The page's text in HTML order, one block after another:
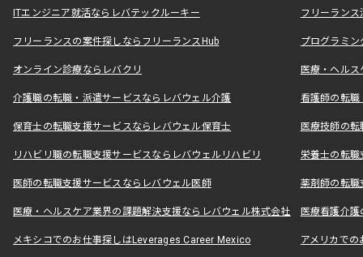
ITエンジニア就活ならレバテックルーキー フリーラン
フリーランスの案件探しならフリーランスHub プログラミ
オンライン診療ならレバクリ 医療・ヘル
介護職の転職・派遣サービスならレバウェル介護 看護師の転
保育士の転職支援サービスならレバウェル保育士 医療技師の
リハビリ職の転職支援サービスならレバウェルリハビリ 栄養士の転
医師の転職支援サービスならレバウェル医師 薬剤師の転
医療・ヘルスケア業界の課題解決支援ならレバウェル株式会社 医療看護介
メキシコでのお仕事探しはLeverages Career Mexico アメリカで